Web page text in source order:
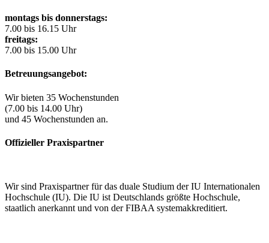
montags bis donnerstags:
7.00 bis 16.15 Uhr
freitags:
7.00 bis 15.00 Uhr
Betreuungsangebot:
Wir bieten 35 Wochenstunden
(7.00 bis 14.00 Uhr)
und 45 Wochenstunden an.
Offizieller Praxispartner
Wir sind Praxispartner für das duale Studium der IU Internationalen
Hochschule (IU). Die IU ist Deutschlands größte Hochschule,
staatlich anerkannt und von der FIBAA systemakkreditiert.